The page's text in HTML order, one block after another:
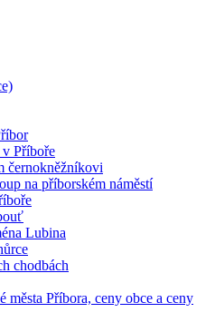
Příboře
černokněžníkovi
na příborském náměstí
Lubina
chodbách
města Příbora, ceny obce a ceny